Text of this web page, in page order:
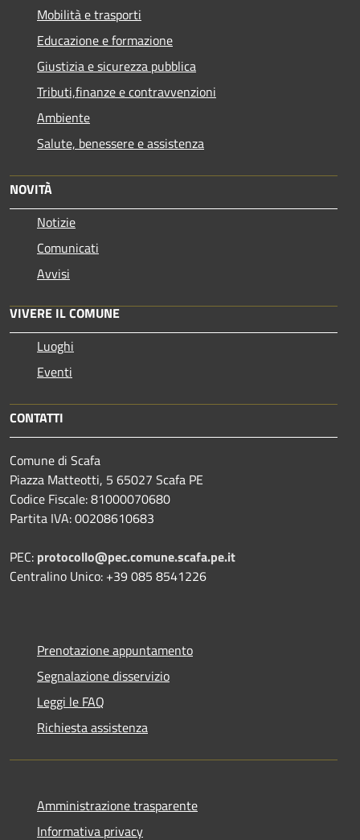
Mobilità e trasporti
Educazione e formazione
Giustizia e sicurezza pubblica
Tributi,finanze e contravvenzioni
Ambiente
Salute, benessere e assistenza
NOVITÀ
Notizie
Comunicati
Avvisi
VIVERE IL COMUNE
Luoghi
Eventi
CONTATTI
Comune di Scafa
Piazza Matteotti, 5 65027 Scafa PE
Codice Fiscale: 81000070680
Partita IVA: 00208610683
PEC: protocollo@pec.comune.scafa.pe.it
Centralino Unico: +39 085 8541226
Prenotazione appuntamento
Segnalazione disservizio
Leggi le FAQ
Richiesta assistenza
Amministrazione trasparente
Informativa privacy